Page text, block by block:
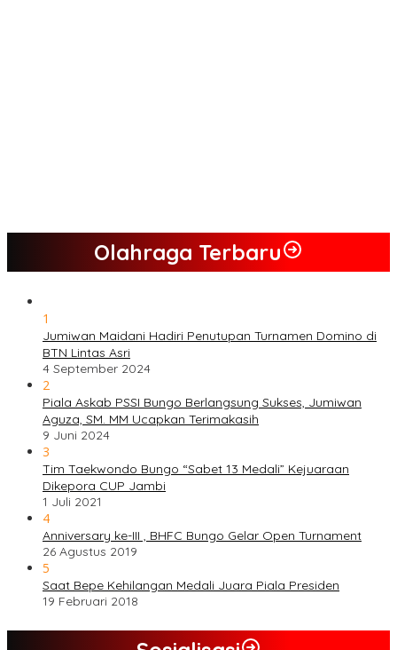
Olahraga Terbaru
1
Jumiwan Maidani Hadiri Penutupan Turnamen Domino di
BTN Lintas Asri
4 September 2024
2
Piala Askab PSSI Bungo Berlangsung Sukses, Jumiwan
Aguza, SM. MM Ucapkan Terimakasih
9 Juni 2024
3
Tim Taekwondo Bungo “Sabet 13 Medali” Kejuaraan
Dikepora CUP Jambi
1 Juli 2021
4
Anniversary ke-III , BHFC Bungo Gelar Open Turnament
26 Agustus 2019
5
Saat Bepe Kehilangan Medali Juara Piala Presiden
19 Februari 2018